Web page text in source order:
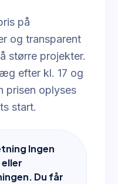
på
og transparent
større projekter.
efter kl. 17 og
prisen oplyses
start.
Ingen
Du får